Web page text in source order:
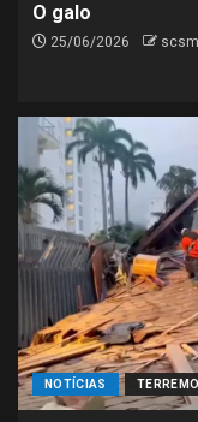
O galo
25/06/2026
NOTÍCIAS